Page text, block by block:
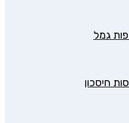
גמל
חיסכון